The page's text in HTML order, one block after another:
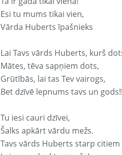
Esi tu mums tikai vien,
Vārda Huberts īpašnieks
Lai Tavs vārds Huberts, kurš
Mātes, tēva sapņiem dots,
Grūtībās, lai tas Tev vairogs,
Bet dzīvē lepnums tavs un
Tu iesi cauri dzīvei,
Šalks apkārt vārdu mežs.
Tavs vārds Huberts starp